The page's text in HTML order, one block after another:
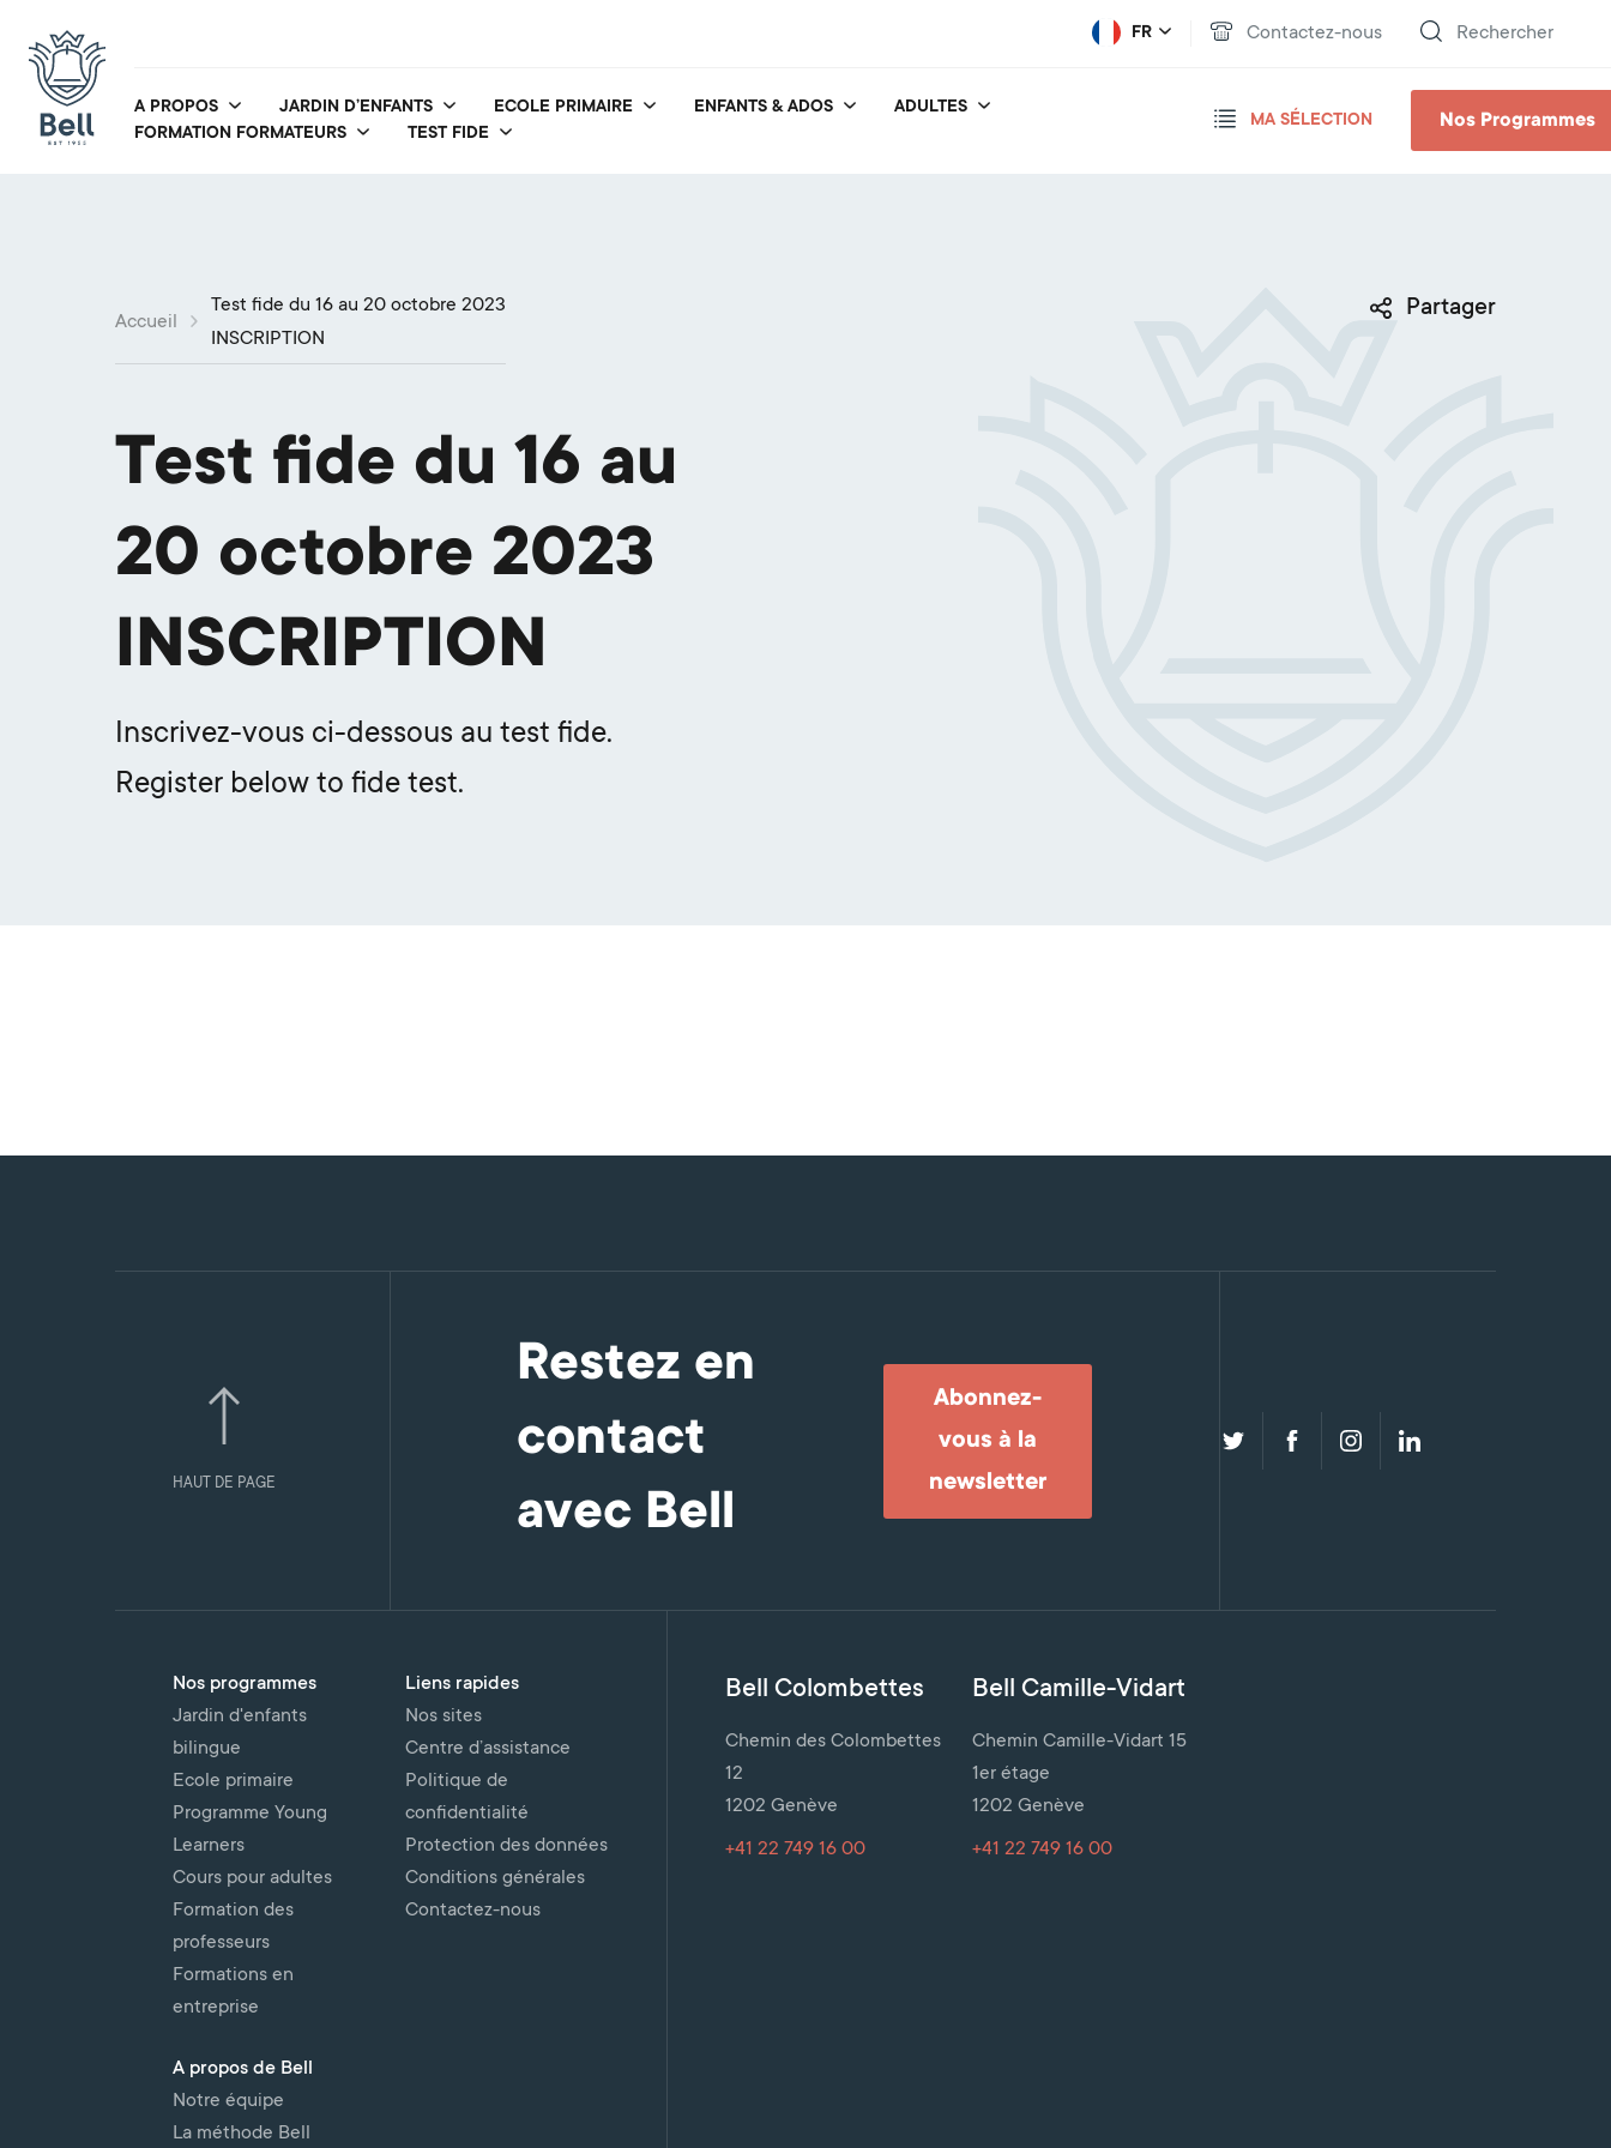
FR Contactez-nous Rechercher
A PROPOS JARDIN D’ENFANTS ECOLE PRIMAIRE ENFANTS & ADOS
ADULTES
FORMATION FORMATEURS
TEST FIDE
MA SÉLECTION Nos Programmes
Accueil
Test fide du 16 au 20 octobre 2023
INSCRIPTION
Test fide du 16 au
20 octobre 2023
INSCRIPTION
Inscrivez-vous ci-dessous au test fide.
Register below to fide test.
Partager
HAUT DE PAGE
Restez en
contact
avec Bell
Abonnez-
vous à la
newsletter
Nos programmes
Jardin d'enfants
bilingue
Ecole primaire
Programme Young
Learners
Cours pour adultes
Formation des
professeurs
Formations en
entreprise
A propos de Bell
Notre équipe
La méthode Bell
Liens rapides
Nos sites
Centre d’assistance
Politique de
confidentialité
Protection des données
Conditions générales
Contactez-nous
Bell Colombettes
Chemin des Colombettes
12
1202 Genève
+41 22 749 16 00
Bell Camille-Vidart
Chemin Camille-Vidart 15
1er étage
1202 Genève
+41 22 749 16 00